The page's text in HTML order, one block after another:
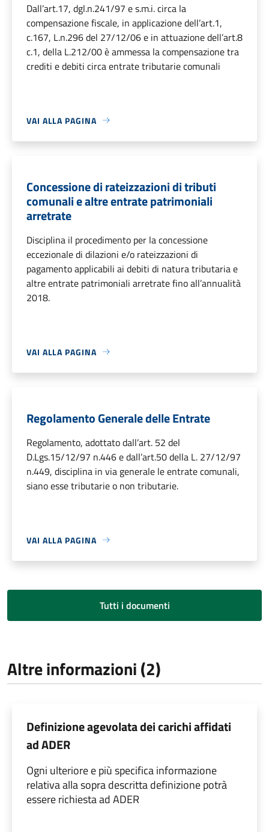
Dall’art.17, dgl.n.241/97 e s.m.i. circa la
compensazione fiscale, in applicazione dell’art.1,
c.167, L.n.296 del 27/12/06 e in attuazione dell’art.8
c.1, della L.212/00 è ammessa la compensazione tra
crediti e debiti circa entrate tributarie comunali
VAI ALLA PAGINA
Concessione di rateizzazioni di tributi
comunali e altre entrate patrimoniali
arretrate
Disciplina il procedimento per la concessione
eccezionale di dilazioni e/o rateizzazioni di
pagamento applicabili ai debiti di natura tributaria e
altre entrate patrimoniali arretrate fino all’annualità
2018.
VAI ALLA PAGINA
Regolamento Generale delle Entrate
Regolamento, adottato dall’art. 52 del
D.Lgs.15/12/97 n.446 e dall’art.50 della L. 27/12/97
n.449, disciplina in via generale le entrate comunali,
siano esse tributarie o non tributarie.
VAI ALLA PAGINA
Tutti i documenti
Altre informazioni (2)
Definizione agevolata dei carichi affidati
ad ADER
Ogni ulteriore e più specifica informazione
relativa alla sopra descritta definizione potrà
essere richiesta ad ADER